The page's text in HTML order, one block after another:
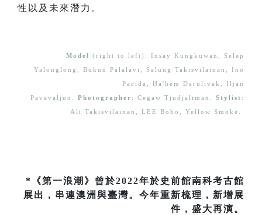
性以及未來潛力。
Model (right to left): Insay Kungkuwan, Selep
Yalonglong, Bukun Palalavi, Salung Takisvilainan, Ino
Pacida, Ha'hem Darulivak, Iljan
Pavavaljun. Photographer : Cegaw Tjudjaliman. Stylist :
Ali Takisvilainan, LEE Bobo, Yellow Smoke.
*《第一浪潮》曾於2022年於史前館南科考古館
展出，串連澳洲與臺灣。今年重新梳理，新增展
件，盛大再演。